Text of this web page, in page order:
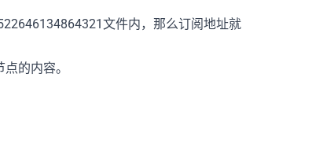
文件内，那么订阅地址就
的内容。